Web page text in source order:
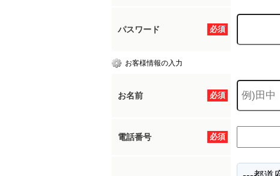
必須
パスワード
お客様情報の入力
必須
お名前
必須
電話番号